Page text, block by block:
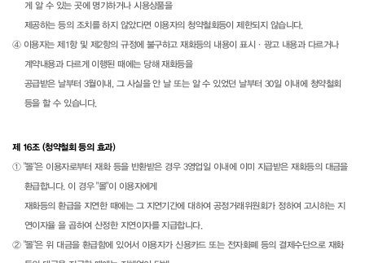
게 알 수 있는 곳에 명기하거나 시용상품을
제공하는 등의 조치를 하지 않았다면 이용자의 청약철회등이 제한되지 않습니다.
④ 이용자는 제1항 및 제2항의 규정에 불구하고 재화등의 내용이 표시·광고 내용과 다르거나
계약내용과 다르게 이행된 때에는 당해 재화등을
공급받은 날부터 3월이내, 그 사실을 안 날 또는 알 수 있었던 날부터 30일 이내에 청약철회
등을 할 수 있습니다.
제 16조 (청약철회 등의 효과)
① "몰"은 이용자로부터 재화 등을 반환받은 경우 3영업일 이내에 이미 지급받은 재화등의 대금을
환급합니다. 이 경우 "몰"이 이용자에게
재화등의 환급을 지연한 때에는 그 지연기간에 대하여 공정거래위원회가 정하여 고시하는 지
연이자율 을 곱하여 산정한 지연이자를 지급합니다.
② "몰"은 위 대금을 환급함에 있어서 이용자가 신용카드 또는 전자화폐 등의 결제수단으로 재화